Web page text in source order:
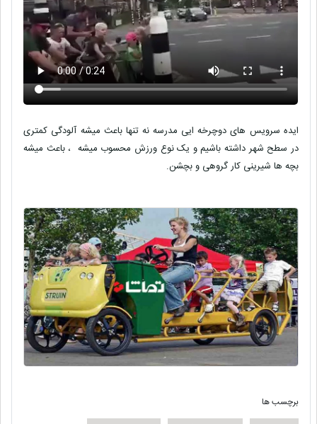
ایده سرویس های دوچرخه ایی مدرسه نه تنها باعث میشه آلودگی کمتری
در سطح شهر داشته باشیم و یک نوع ورزش محسوب میشه ، باعث میشه
بچه ها شیرینی کار گروهی و بچشن.
برچسب ها